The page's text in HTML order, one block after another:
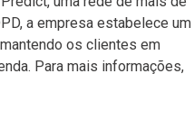
a empresa estabelece um
os clientes em
Para mais informações,